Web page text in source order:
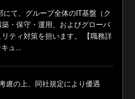
にて、グループ全体のIT基盤（ク
・保守・運用、およびグローバ
ティ対策を担います。 【職務詳
ュ...
慮の上、同社規定により優遇